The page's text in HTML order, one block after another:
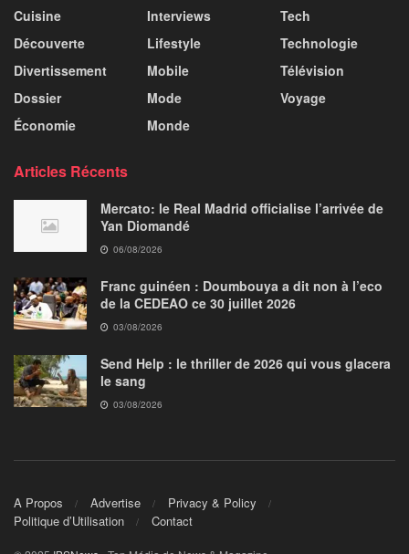
Cuisine
Découverte
Divertissement
Dossier
Économie
Interviews
Lifestyle
Mobile
Mode
Monde
Tech
Technologie
Télévision
Voyage
Articles Récents
Mercato: le Real Madrid officialise l’arrivée de
Yan Diomandé
06/08/2026
Franc guinéen : Doumbouya a dit non à l’eco
de la CEDEAO ce 30 juillet 2026
03/08/2026
Send Help : le thriller de 2026 qui vous glacera
le sang
03/08/2026
A Propos Advertise
Privacy & Policy
Politique d’Utilisation
Contact